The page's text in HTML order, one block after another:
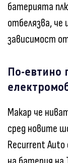
батерията
отбелязва,
зависимост
По-евтино
Макар че
сред новите
Recurrent